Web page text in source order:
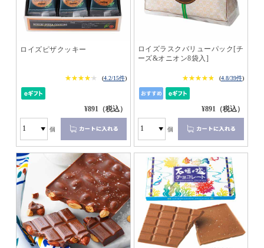
ロイズピザクッキー
★★★★★
★★★★★ (4.2/15件)
¥891（税込）
個
ロイズラスクバリューパック[チ
ーズ&オニオン8袋入]
★★★★★
★★★★★ (4.8/39件)
¥891（税込）
個